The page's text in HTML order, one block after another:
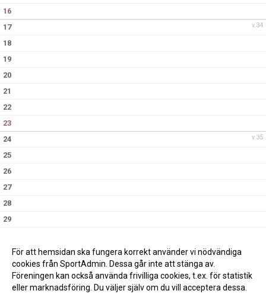
16
v.34
17
18
19
20
21
22
23
v.35
24
25
26
27
28
29
För att hemsidan ska fungera korrekt använder vi nödvändiga
cookies från SportAdmin. Dessa går inte att stänga av.
Föreningen kan också använda frivilliga cookies, t.ex. för statistik
eller marknadsföring. Du väljer själv om du vill acceptera dessa.